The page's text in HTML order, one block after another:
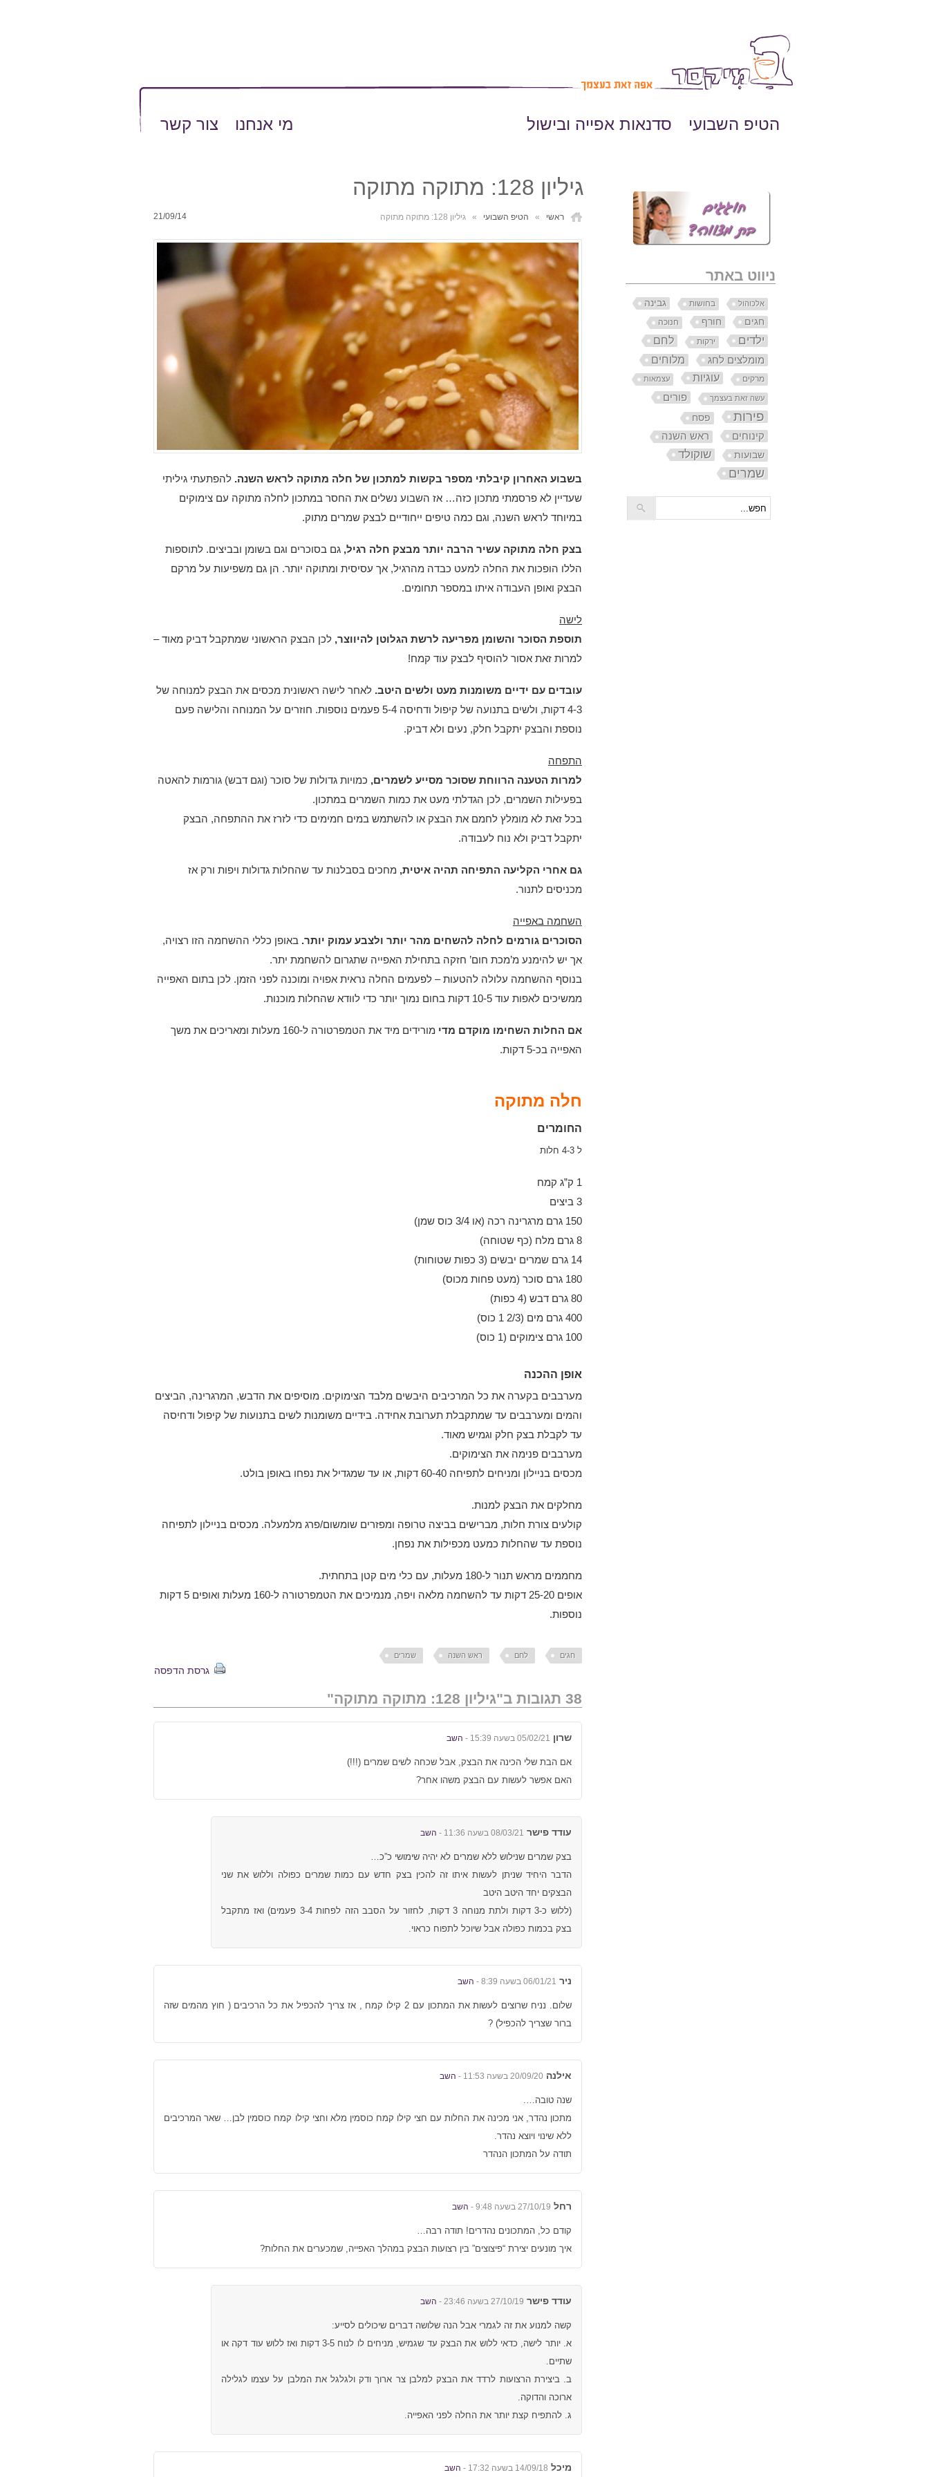
הטיפ השבועי סדנאות אפייה ובישול צור קשר מי אנחנו
גיליון 128: מתוקה מתוקה
ראשי » הטיפ השבועי » גיליון 128: מתוקה מתוקה 21/09/14
בשבוע האחרון קיבלתי מספר בקשות למתכון של חלה מתוקה לראש השנה. להפתעתי גיליתי
שעדיין לא פרסמתי מתכון כזה… אז השבוע נשלים את החסר במתכון לחלה מתוקה עם צימוקים
במיוחד לראש השנה, וגם כמה טיפים ייחודיים לבצק שמרים מתוק.
בצק חלה מתוקה עשיר הרבה יותר מבצק חלה רגיל, גם בסוכרים וגם בשומן ובביצים. לתוספות
הללו הופכות את החלה למעט כבדה מהרגיל, אך עסיסית ומתוקה יותר. הן גם משפיעות על מרקם
הבצק ואופן העבודה איתו במספר תחומים.
לישה
תוספת הסוכר והשומן מפריעה לרשת הגלוטן להיווצר, לכן הבצק הראשוני שמתקבל דביק מאוד –
למרות זאת אסור להוסיף לבצק עוד קמח!
עובדים עם ידיים משומנות מעט ולשים היטב. לאחר לישה ראשונית מכסים את הבצק למנוחה של
4-3 דקות, ולשים בתנועה של קיפול ודחיסה 5-4 פעמים נוספות. חוזרים על המנוחה והלישה פעם
נוספת והבצק יתקבל חלק, נעים ולא דביק.
התפחה
למרות הטענה הרווחת שסוכר מסייע לשמרים, כמויות גדולות של סוכר (וגם דבש) גורמות להאטה
בפעילות השמרים, לכן הגדלתי מעט את כמות השמרים במתכון.
בכל זאת לא מומלץ לחמם את הבצק או להשתמש במים חמימים כדי לזרז את ההתפחה, הבצק
יתקבל דביק ולא נוח לעבודה.
גם אחרי הקליעה התפיחה תהיה איטית, מחכים בסבלנות עד שהחלות גדולות ויפות ורק אז
מכניסים לתנור.
השחמה באפייה
הסוכרים גורמים לחלה להשחים מהר יותר ולצבע עמוק יותר. באופן כללי ההשחמה הזו רצויה,
אך יש להימנע מ’מכת חום’ חזקה בתחילת האפייה שתגרום להשחמת יתר.
בנוסף ההשחמה עלולה להטעות – לפעמים החלה נראית אפויה ומוכנה לפני הזמן. לכן בתום האפייה
ממשיכים לאפות עוד 10-5 דקות בחום נמוך יותר כדי לוודא שהחלות מוכנות.
אם החלות השחימו מוקדם מדי
מורידים מיד את הטמפרטורה ל-160 מעלות ומאריכים את משך
האפייה בכ-5 דקות.
חלה מתוקה
החומרים
ל 4-3 חלות
1 ק”ג קמח
3 ביצים
150 גרם מרגרינה רכה (או 3/4 כוס שמן)
8 גרם מלח (כף שטוחה)
14 גרם שמרים יבשים (3 כפות שטוחות)
180 גרם סוכר (מעט פחות מכוס)
80 גרם דבש (4 כפות)
400 גרם מים (2/3 1 כוס)
100 גרם צימוקים (1 כוס)
אופן ההכנה
מערבבים בקערה את כל המרכיבים היבשים מלבד הצימוקים. מוסיפים את הדבש, המרגרינה, הביצים
והמים ומערבבים עד שמתקבלת תערובת אחידה. בידיים משומנות לשים בתנועות של קיפול ודחיסה
עד לקבלת בצק חלק וגמיש מאוד.
מערבבים פנימה את הצימוקים.
מכסים בניילון ומניחים לתפיחה 60-40 דקות, או עד שמגדיל את נפחו באופן בולט.
מחלקים את הבצק למנות.
קולעים צורת חלות, מברישים בביצה טרופה ומפזרים שומשום/פרג מלמעלה. מכסים בניילון לתפיחה
נוספת עד שהחלות כמעט מכפילות את נפחן.
מחממים מראש תנור ל-180 מעלות, עם כלי מים קטן בתחתית.
אופים 25-20 דקות עד להשחמה מלאה ויפה, מנמיכים את הטמפרטורה ל-160 מעלות ואופים 5 דקות
נוספות.
חגים לחם ראש השנה שמרים
גרסת הדפסה
38 תגובות ב"גיליון 128: מתוקה מתוקה"
שרון 05/02/21 בשעה 15:39 - השב
אם הבת שלי הכינה את הבצק, אבל שכחה לשים שמרים (!!!)
האם אפשר לעשות עם הבצק משהו אחר?
עודד פישר 08/03/21 בשעה 11:36 - השב
בצק שמרים שנילוש ללא שמרים לא יהיה שימושי כ”כ…
הדבר היחיד שניתן לעשות איתו זה להכין בצק חדש עם כמות שמרים כפולה וללוש את שני
הבצקים יחד היטב היטב
(ללוש כ-3 דקות ולתת מנוחה 3 דקות, לחזור על הסבב הזה לפחות 3-4 פעמים) ואז מתקבל
בצק בכמות כפולה אבל שיוכל לתפוח כראוי.
ניר 06/01/21 בשעה 8:39 - השב
שלום. נניח שרוצים לעשות את המתכון עם 2 קילו קמח , אז צריך להכפיל את כל הרכיבים ( חוץ מהמים שזה
ברור שצריך להכפיל) ?
אילנה 20/09/20 בשעה 11:53 - השב
שנה טובה….
מתכון נהדר, אני מכינה את החלות עם חצי קילו קמח כוסמין מלא וחצי קילו קמח כוסמין לבן… שאר המרכיבים
ללא שינוי ויוצא נהדר.
תודה על המתכון הנהדר
רחל 27/10/19 בשעה 9:48 - השב
קודם כל, המתכונים נהדרים! תודה רבה…
איך מונעים יצירת “פיצוצים” בין רצועות הבצק במהלך האפייה, שמכערים את החלות?
עודד פישר 27/10/19 בשעה 23:46 - השב
קשה למנוע את זה לגמרי אבל הנה שלושה דברים שיכולים לסייע:
א. יותר לישה, כדאי ללוש את הבצק עד שגמיש, מניחים לו לנוח 3-5 דקות ואז ללוש עוד דקה או
שתיים.
ב. ביצירת הרצועות לרדד את הבצק למלבן צר ארוך ודק ולגלגל את המלבן על עצמו לגלילה
ארוכה והדוקה.
ג. להתפיח קצת יותר את החלה לפני האפייה.
מיכל 14/09/18 בשעה 17:32 - השב
ניווט באתר
אלכוהול בחושות
גבינה
חגים
חורף חנוכה
ילדים ירקות לחם
מומלצים לחג מלוחים
מרקים עוגיות עצמאות
עשה זאת בעצמך פורים
פירות פסח
קינוחים
ראש השנה
שבועות
שוקולד
שמרים